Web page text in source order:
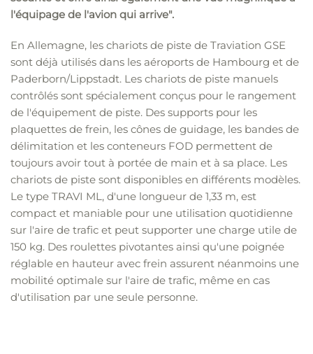
l'équipage de l'avion qui arrive".
En Allemagne, les chariots de piste de Traviation GSE
sont déjà utilisés dans les aéroports de Hambourg et de
Paderborn/Lippstadt. Les chariots de piste manuels
contrôlés sont spécialement conçus pour le rangement
de l'équipement de piste. Des supports pour les
plaquettes de frein, les cônes de guidage, les bandes de
délimitation et les conteneurs FOD permettent de
toujours avoir tout à portée de main et à sa place. Les
chariots de piste sont disponibles en différents modèles.
Le type TRAVI ML, d'une longueur de 1,33 m, est
compact et maniable pour une utilisation quotidienne
sur l'aire de trafic et peut supporter une charge utile de
150 kg. Des roulettes pivotantes ainsi qu'une poignée
réglable en hauteur avec frein assurent néanmoins une
mobilité optimale sur l'aire de trafic, même en cas
d'utilisation par une seule personne.